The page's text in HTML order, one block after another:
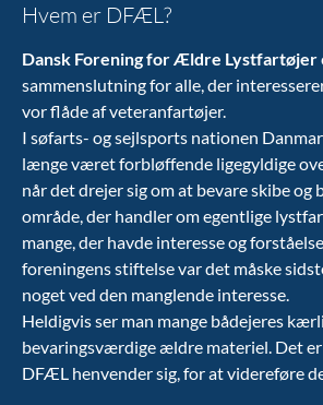
Hvem er DFÆL?
Dansk Forening for Ældre Lystfartøjer
sammenslutning for alle, der
vor flåde af veteranfartøjer.
I søfarts- og sejlsports nationen
længe været forbløffende ligegyldige
når det drejer sig om at bevare skibe og
område, der handler om egentlige
mange, der havde interesse og
foreningens stiftelse var det måske
noget ved den manglende interesse.
Heldigvis ser man mange bådejeres
bevaringsværdige ældre materiel. Det er
DFÆL henvender sig, for at videreføre